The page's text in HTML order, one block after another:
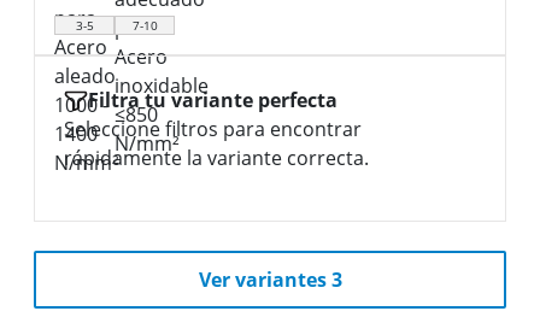
3-5 7-10
Filtra tu variante perfecta
Seleccione filtros para encontrar
rápidamente la variante correcta.
Ver variantes 3